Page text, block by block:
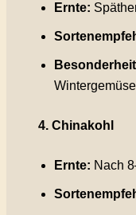
Ernte:
4. Chinakohl
Ernte: Nach